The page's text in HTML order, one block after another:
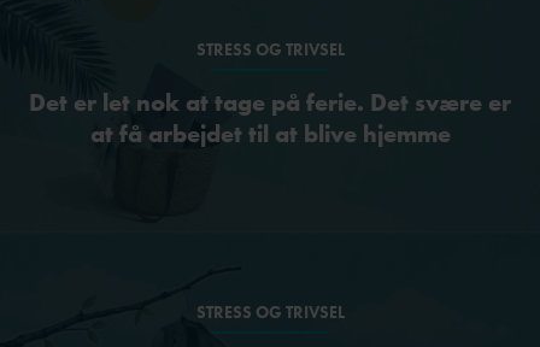
STRESS OG TRIVSEL
Det er let nok at tage på ferie. Det svære er
at få arbejdet til at blive hjemme
STRESS OG TRIVSEL